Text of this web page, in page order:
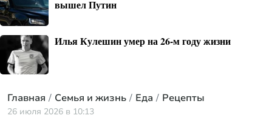
вышел Путин
Илья Кулешин умер на 26-м году жизни
Главная Семья и жизнь Еда Рецепты
26 июля 2026 в 10:13